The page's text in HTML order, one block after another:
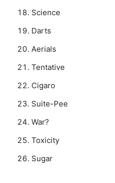
Science
Darts
Aerials
Tentative
Cigaro
Suite-Pee
War?
Toxicity
Sugar